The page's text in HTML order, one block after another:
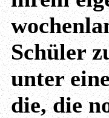
Schüler
unter
die, die